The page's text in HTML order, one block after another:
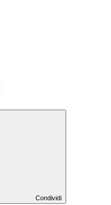
Condividi